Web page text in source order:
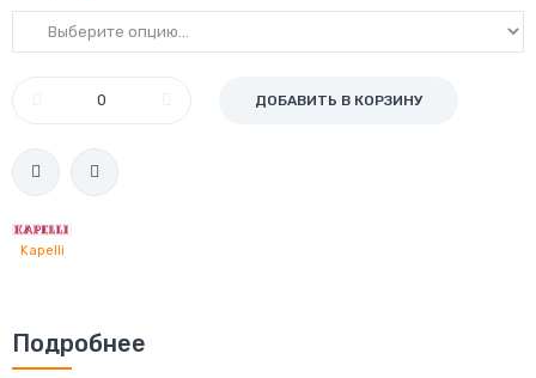
ДОБАВИТЬ В КОРЗИНУ
Kapelli
Подробнее